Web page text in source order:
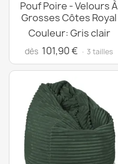
Pouf Poire - Velours À
Grosses Côtes Royal
Couleur: Gris clair
dès 101,90 € · 3 tailles